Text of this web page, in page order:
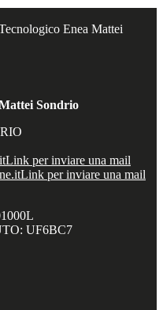
Enea Mattei
Sondrio
Link per inviare una mail
Link per inviare una mail
UF6BC7